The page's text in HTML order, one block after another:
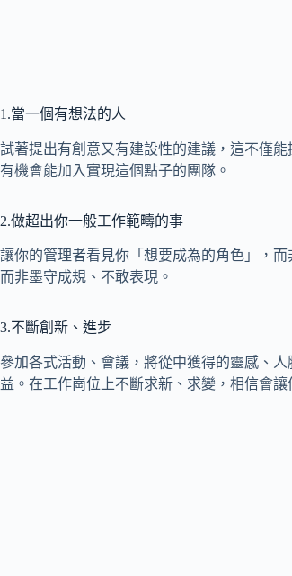
1.當一個有想法的人
試著提出有創意又有建設性的建議，這不僅
有機會能加入實現這個點子的團隊。
2.做超出你一般工作範疇的事
讓你的管理者看見你「想要成為的角色」，
而非墨守成規、不敢表現。
3.不斷創新、進步
參加各式活動、會議，將從中獲得的靈感、
益。在工作崗位上不斷求新、求變，相信會